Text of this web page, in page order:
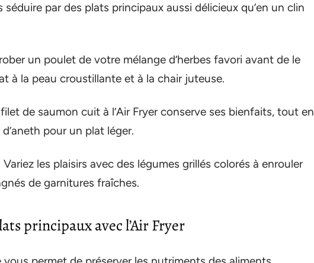
séduire par des plats principaux aussi délicieux qu’en un clin
un poulet de votre mélange d’herbes favori avant de le
à la peau croustillante et à la chair juteuse.
de saumon cuit à l’Air Fryer conserve ses bienfaits, tout en
pour un plat léger.
Variez les plaisirs avec des légumes grillés colorés à enrouler
de garnitures fraîches.
principaux avec l’Air Fryer